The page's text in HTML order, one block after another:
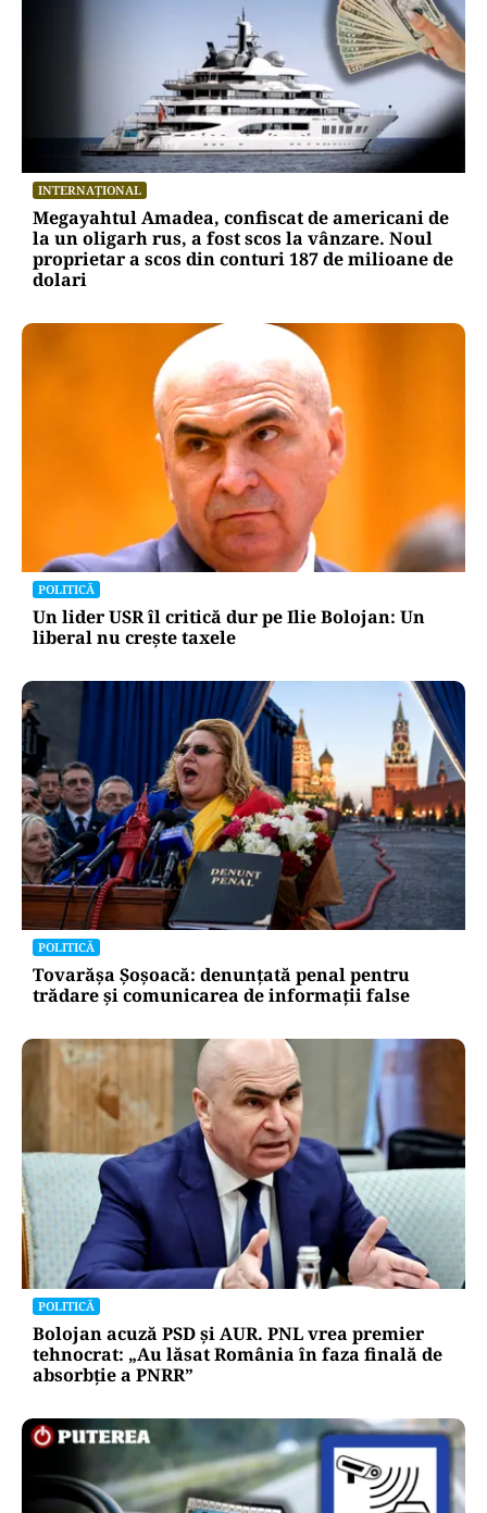
INTERNAȚIONAL
Megayahtul Amadea, confiscat de americani de
la un oligarh rus, a fost scos la vânzare. Noul
proprietar a scos din conturi 187 de milioane de
dolari
POLITICĂ
Un lider USR îl critică dur pe Ilie Bolojan: Un
liberal nu crește taxele
POLITICĂ
Tovarășa Șoșoacă: denunțată penal pentru
trădare și comunicarea de informații false
POLITICĂ
Bolojan acuză PSD și AUR. PNL vrea premier
tehnocrat: „Au lăsat România în faza finală de
absorbţie a PNRR”